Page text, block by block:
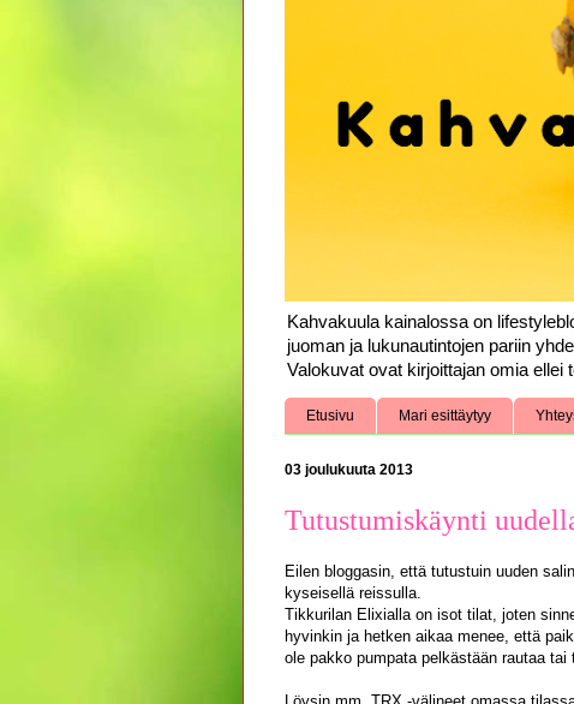
Kahvakuula kainalossa on
juoman ja lukunautintojen pariin
Valokuvat ovat kirjoittajan omia ellei
Etusivu Mari esittäytyy
03 joulukuuta 2013
Tutustumiskäynti
Eilen bloggasin, että tutustuin uuden
kyseisellä reissulla.
Tikkurilan Elixialla on isot tilat, joten
hyvinkin ja hetken aikaa menee, että
ole pakko pumpata pelkästään rautaa tai